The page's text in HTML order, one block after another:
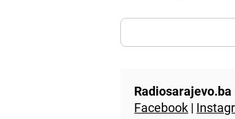
Radiosarajevo.ba
Facebook |